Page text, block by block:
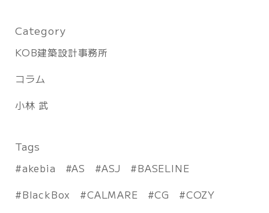
Category
KOB建築設計事務所
コラム
小林 武
Tags
akebia AS ASJ
BASELINE
BlackBox
CALMARE CG
COZY